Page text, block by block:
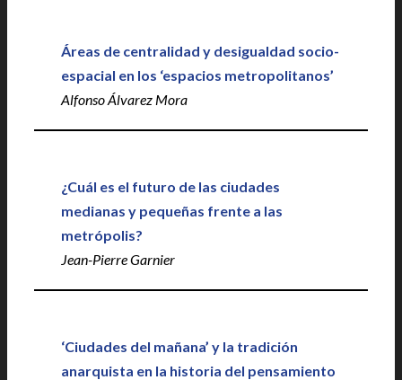
Áreas de centralidad y desigualdad socio-
espacial en los ‘espacios metropolitanos’
Alfonso Álvarez Mora
¿Cuál es el futuro de las ciudades
medianas y pequeñas frente a las
metrópolis?
Jean-Pierre Garnier
‘Ciudades del mañana’ y la tradición
anarquista en la historia del pensamiento